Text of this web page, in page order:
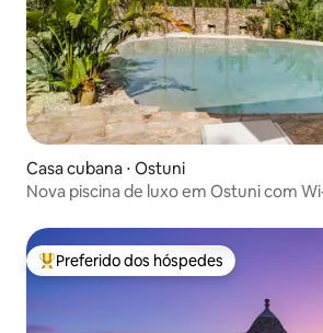
Casa cubana ⋅ Ostuni
Nova piscina de luxo em Ostuni com
Entre os melhores preferidos dos
Preferido dos hóspedes